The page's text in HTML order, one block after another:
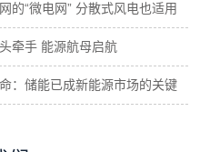
的“微电网” 分散式风电也适用
牵手 能源航母启航
：储能已成新能源市场的关键